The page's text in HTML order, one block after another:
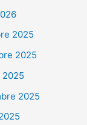
2025
2025
2025